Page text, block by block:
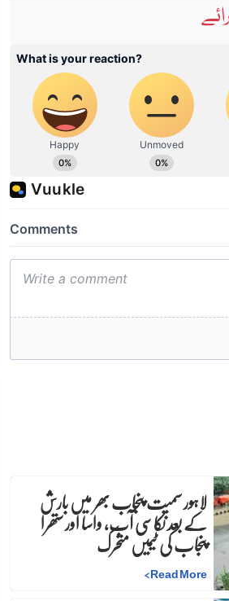
لاہور سمیت پنجاب بھر میں بارش
کے بعد نکاسی آب، واسا اور ستھرا
پنجاب کی ٹیمیں متحرک
Read More
>